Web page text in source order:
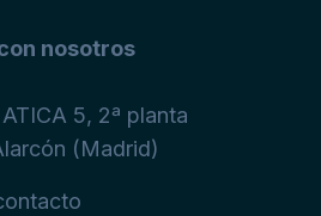
nosotros
5, 2ª planta
(Madrid)